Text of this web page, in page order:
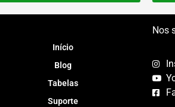
Início
Blog
Tabelas
Suporte
Nos